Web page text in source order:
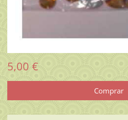
5,00 €